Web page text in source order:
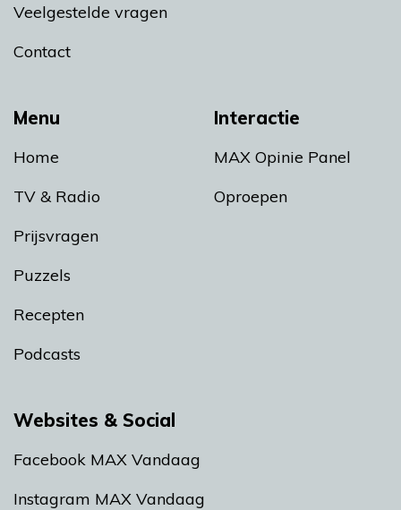
Menu
Home
TV & Radio
Prijsvragen
Puzzels
Recepten
Podcasts
Interactie
MAX Opinie Panel
Oproepen
Veelgestelde vragen
Contact
Websites & Social
Facebook MAX Vandaag
Instagram MAX Vandaag